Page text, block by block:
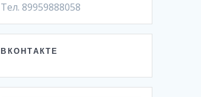
Тел. 89959888058
ВКОНТАКТЕ